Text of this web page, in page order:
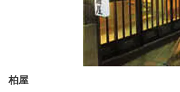
柏屋